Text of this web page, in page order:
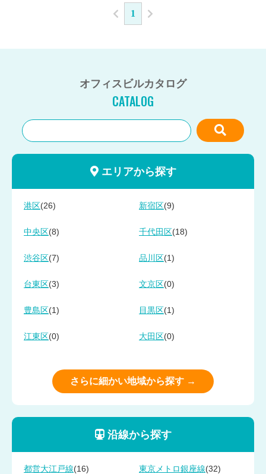
1
オフィスビルカタログ
CATALOG
エリアから探す
港区 (26) 新宿区 (9)
中央区 (8) 千代田区 (18)
渋谷区 (7) 品川区 (1)
台東区 (3) 文京区 (0)
豊島区 (1) 目黒区 (1)
江東区 (0) 大田区 (0)
さらに細かい地域から探す →
沿線から探す
都営大江戸線(16) 東京メトロ銀座線(32)